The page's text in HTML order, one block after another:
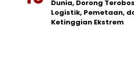
Dunia, Dorong
Logistik, Pemetaan,
Ketinggian Ekstrem